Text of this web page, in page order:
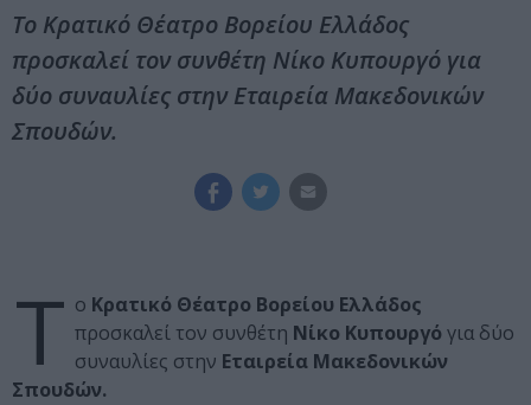
Το Κρατικό Θέατρο Βορείου Ελλάδος
προσκαλεί τον συνθέτη Νίκο Κυπουργό για
δύο συναυλίες στην Εταιρεία Μακεδονικών
Σπουδών.
Τ ο Κρατικό Θέατρο Βορείου Ελλάδος
προσκαλεί τον συνθέτη Νίκο Κυπουργό για δύο
συναυλίες στην Εταιρεία Μακεδονικών
Σπουδών.